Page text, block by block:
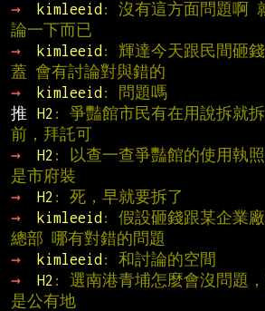
→
kimleeid : 沒有這方面問題啊
論一下而已
→
kimleeid : 輝達今天跟民間砸
蓋 會有討論對與錯的
→
kimleeid : 問題嗎
推
H2 : 爭豔館市民有在用說拆就
前，拜託可
→
H2 : 以查一查爭豔館的使用執
是市府裝
→
H2 : 死，早就要拆了
→
kimleeid : 假設砸錢跟某企業
總部 哪有對錯的問題
→
kimleeid : 和討論的空間
→
H2 : 選南港青埔怎麼會沒問題
是公有地